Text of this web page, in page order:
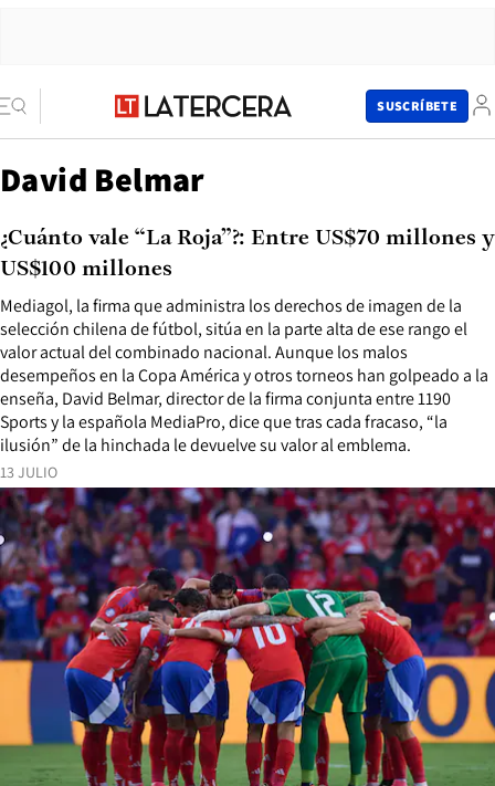
SUSCRÍBETE
David Belmar
13 JULIO
Mediagol, la firma que administra los derechos de imagen de la
selección chilena de fútbol, sitúa en la parte alta de ese rango el
valor actual del combinado nacional. Aunque los malos
desempeños en la Copa América y otros torneos han golpeado a la
enseña, David Belmar, director de la firma conjunta entre 1190
Sports y la española MediaPro, dice que tras cada fracaso, “la
ilusión” de la hinchada le devuelve su valor al emblema.
¿Cuánto vale “La Roja”?: Entre US$70 millones y
US$100 millones